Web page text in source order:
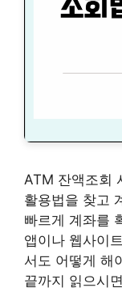
ATM 잔액조회
활용법을 찾고
빠르게 계좌를
앱이나 웹사이
서도 어떻게 해
끝까지 읽으시